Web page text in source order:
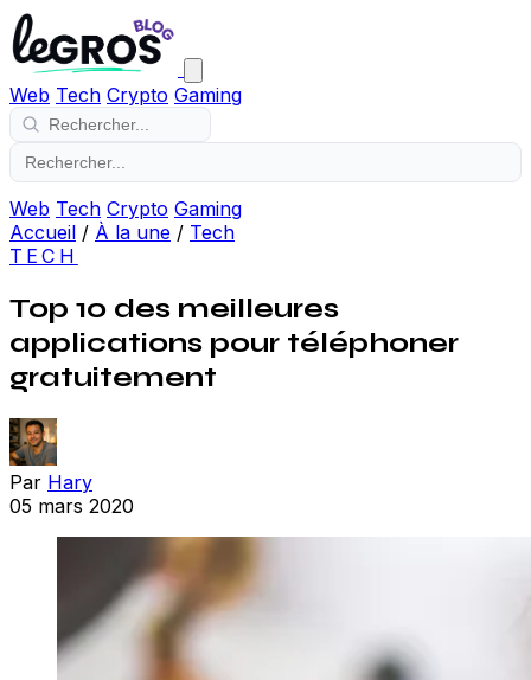
Web Tech Crypto Gaming
Web Tech Crypto Gaming
Accueil / À la une / Tech
TECH
Top 10 des meilleures
applications pour téléphoner
gratuitement
Par Hary
05 mars 2020